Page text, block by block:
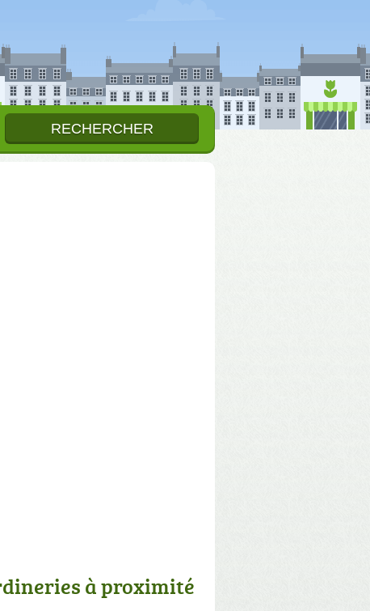
à proximité